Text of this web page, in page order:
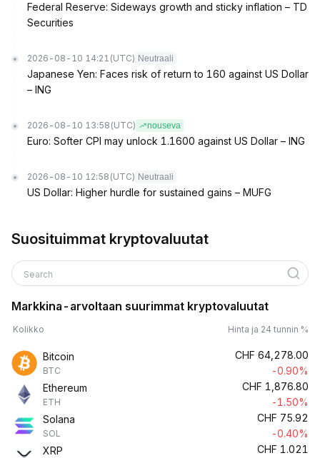
Federal Reserve: Sideways growth and sticky inflation – TD
Securities
2026-08-10 14:21 (UTC) Neutraali
Japanese Yen: Faces risk of return to 160 against US Dollar
– ING
2026-08-10 13:58 (UTC) nouseva
Euro: Softer CPI may unlock 1.1600 against US Dollar – ING
2026-08-10 12:58 (UTC) Neutraali
US Dollar: Higher hurdle for sustained gains – MUFG
Suosituimmat kryptovaluutat
Search
Markkina-arvoltaan suurimmat kryptovaluutat
Kolikko Hinta ja 24 tunnin %
Bitcoin
BTC
CHF 64,278.00
-0.90%
Ethereum
ETH
CHF 1,876.80
-1.50%
Solana
SOL
CHF 75.92
-0.40%
XRP
CHF 1.021